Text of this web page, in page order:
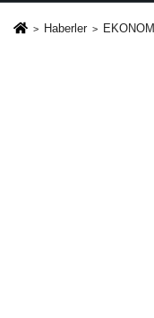
Haberler EKONOMİ